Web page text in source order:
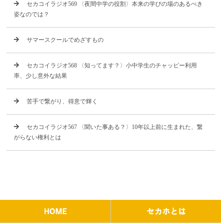
セカコイラジオ569 〈夜間中学の役割〉本来の学びの場のあるべき
姿なのでは？
サマースクールでめざすもの
セカコイラジオ568 〈知ってます？〉小中学生のチャッピー利用
率、少し意外な結果
苦手で繋がり、得意で輝く
セカコイラジオ567 〈聞いた事ある？〉10年以上前に生まれた、繋
がらない権利とは
HOME セカホとは